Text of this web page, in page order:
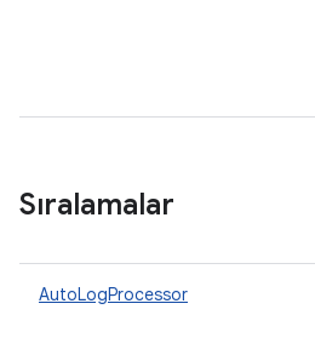
Sıralamalar
AutoLogProcessor